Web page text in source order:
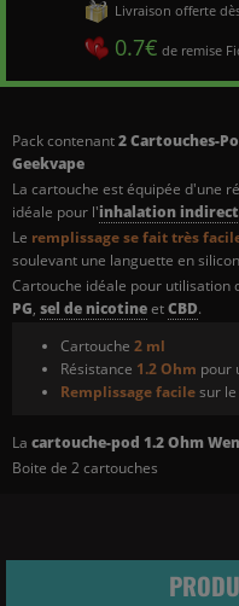
Pack contenant2 Cartouches-
Geekvape
La cartouche est équipée d'une
idéale pour l'inhalation
Le remplissage se fait très
soulevant une languette en
Cartouche idéale pour utilisation
PG, sel de nicotineetCBD.
Cartouche 2 ml
Résistance 1.2 Ohm pour
Remplissage facilesur
La cartouche-pod 1.2 Ohm
Boite de 2 cartouches
Livraison offerte
0.7€ de remise